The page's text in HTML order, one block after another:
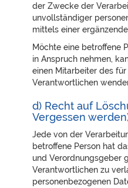
der Zwecke der
unvollständiger
mittels einer
Möchte eine betroffene
in Anspruch nehmen,
einen Mitarbeiter des
Verantwortlichen
d) Recht auf
Vergessen
Jede von der
betroffene Person hat
und Verordnungsgeber
Verantwortlichen zu
personenbezogenen